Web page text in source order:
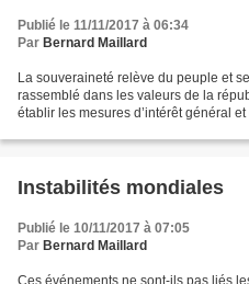
Publié le 11/11/2017 à 06:34
Par Bernard Maillard
La souveraineté relève du peuple et
rassemblé dans les valeurs de la
établir les mesures d’intérêt général
Instabilités mondiales
Publié le 10/11/2017 à 07:05
Par Bernard Maillard
Ces événements ne sont-ils pas liés